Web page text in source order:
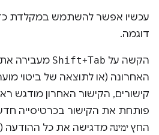
עכשיו אפשר להשתמש במקלדת
דוגמה.
הקשה על Shift+Tab
מעבירה
האחרונה (או לתוצאה של ביטוי
קישורים, הקישור האחרון מודגש
פותחת את הקישור בכרטיסייה
החץימינה מדגישה את כל ההודעה